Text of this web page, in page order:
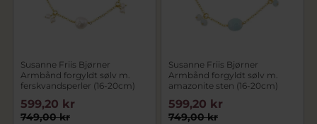
Susanne Friis Bjørner
Armbånd forgyldt sølv m.
ferskvandsperler (16-20cm)
749,00 kr
599,20 kr
Susanne Friis Bjørner
Armbånd forgyldt sølv m.
amazonite sten (16-20cm)
749,00 kr
599,20 kr